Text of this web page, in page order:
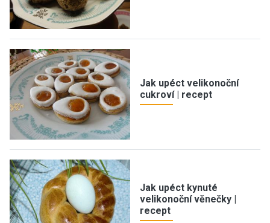
Jak upéct velikonoční
cukroví | recept
Jak upéct kynuté
velikonoční věnečky |
recept